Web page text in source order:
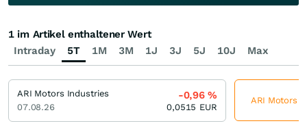
Intraday 5T 1M 3M 1J 3J 5J 10J Max
1 im Artikel enthaltener Wert
ARI Motors Industries
07.08.26
-0,96%
0,0515 EUR
ARI Motors